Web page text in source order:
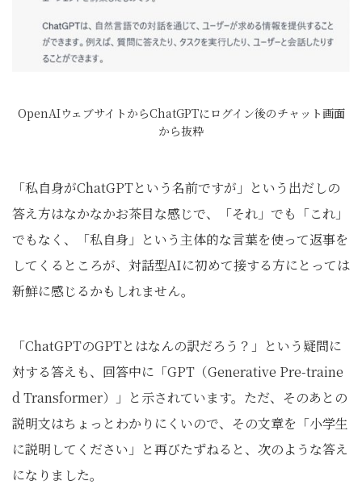
OpenAIウェブサイトからChatGPTにログイン後のチャット画面
から抜粋
「私自身がChatGPTという名前ですが」という出だしの
答え方はなかなかお茶目な感じで、「それ」でも「これ」
でもなく、「私自身」という主体的な言葉を使って返事を
してくるところが、対話型AIに初めて接する方にとっては
新鮮に感じるかもしれません。
「ChatGPTのGPTとはなんの訳だろう？」という疑問に
対する答えも、回答中に「GPT（Generative Pre-traine
d Transformer）」と示されています。ただ、そのあとの
説明文はちょっとわかりにくいので、その文章を「小学生
に説明してください」と再びたずねると、次のような答え
になりました。